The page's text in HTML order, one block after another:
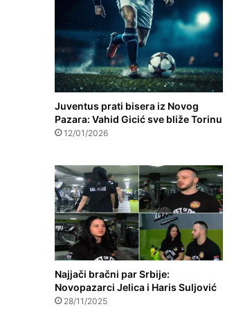
Juventus prati bisera iz Novog
Pazara: Vahid Gicić sve bliže Torinu
12/01/2026
Najjači bračni par Srbije:
Novopazarci Jelica i Haris Suljović
28/11/2025